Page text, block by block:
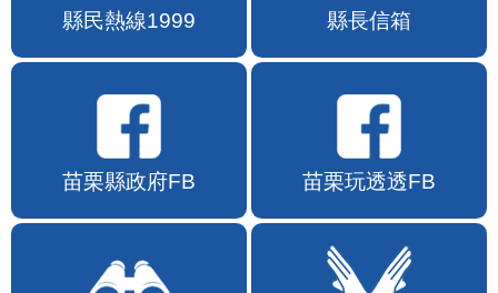
縣民熱線1999 縣長信箱
苗栗縣政府FB 苗栗玩透透FB